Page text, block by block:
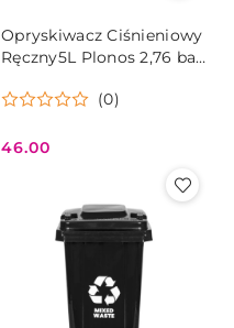
Opryskiwacz Ciśnieniowy
Ręczny5L Plonos 2,76 bar
(0)
Cena:
46.00